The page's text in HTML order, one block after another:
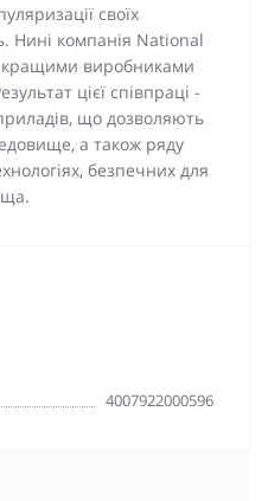
своїх
Нині компанія National
кращими виробниками
цієї співпраці -
що дозволяють
а також ряду
безпечних для
4007922000596